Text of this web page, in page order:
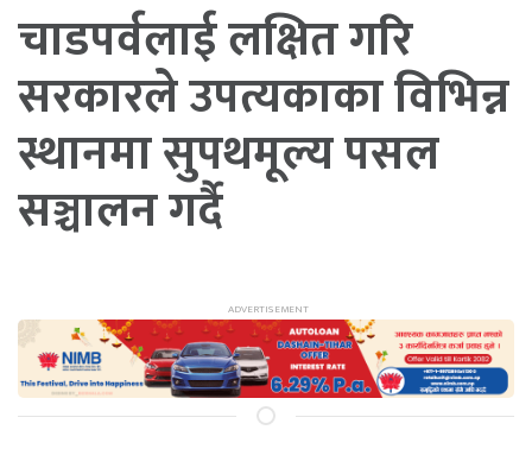
चाडपर्वलाई लक्षित गरि
सरकारले उपत्यकाका विभिन्न
स्थानमा सुपथमूल्य पसल
सञ्चालन गर्दै